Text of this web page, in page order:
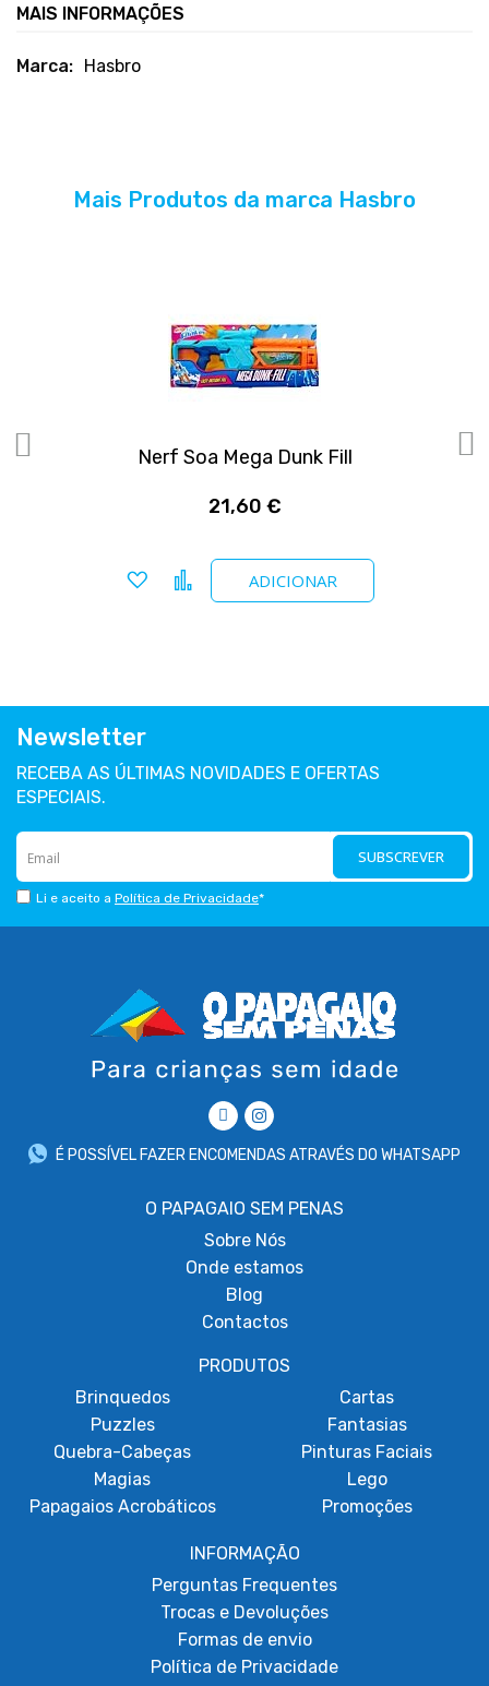
MAIS INFORMAÇÕES
Mais
Hasbro
Mais Produtos da marca Hasbro
Nerf Soa Mega Dunk Fill
21,60 €
ADICIONAR
Adicionar a favoritos
Comparar
Newsletter
RECEBA AS ÚLTIMAS NOVIDADES E OFERTAS
ESPECIAIS.
SUBSCREVER
Li e aceito a Política de Privacidade*
É POSSÍVEL FAZER ENCOMENDAS ATRAVÉS DO WHATSAPP
O PAPAGAIO SEM PENAS
Sobre Nós
Onde estamos
Blog
Contactos
PRODUTOS
Brinquedos
Puzzles
Quebra-Cabeças
Magias
Papagaios Acrobáticos
Cartas
Fantasias
Pinturas Faciais
Lego
Promoções
INFORMAÇÃO
Perguntas Frequentes
Trocas e Devoluções
Formas de envio
Política de Privacidade